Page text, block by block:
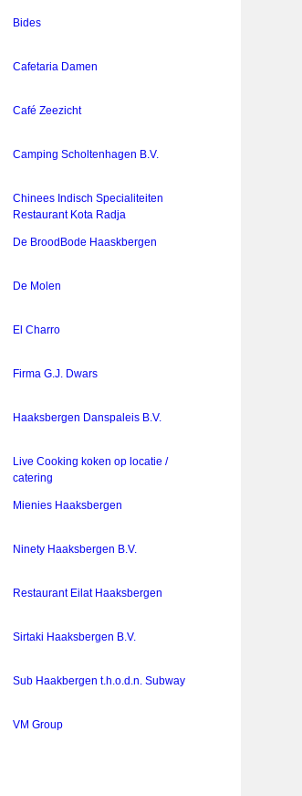
Bides
Cafetaria Damen
Café Zeezicht
Camping Scholtenhagen B.V.
Chinees Indisch Specialiteiten
Restaurant Kota Radja
De BroodBode Haaskbergen
De Molen
El Charro
Firma G.J. Dwars
Haaksbergen Danspaleis B.V.
Live Cooking koken op locatie /
catering
Mienies Haaksbergen
Ninety Haaksbergen B.V.
Restaurant Eilat Haaksbergen
Sirtaki Haaksbergen B.V.
Sub Haakbergen t.h.o.d.n. Subway
VM Group